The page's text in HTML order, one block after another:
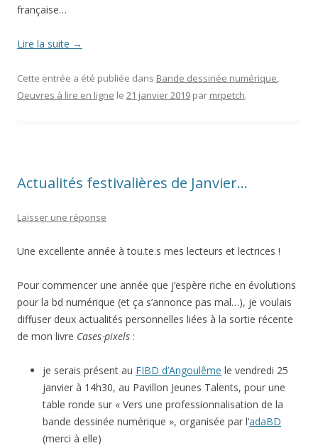
française…
Lire la suite →
Cette entrée a été publiée dans Bande dessinée numérique,
Oeuvres à lire en ligne le 21 janvier 2019 par mrpetch.
Actualités festivalières de Janvier…
Laisser une réponse
Une excellente année à tou.te.s mes lecteurs et lectrices !
Pour commencer une année que j’espère riche en évolutions
pour la bd numérique (et ça s’annonce pas mal…), je voulais
diffuser deux actualités personnelles liées à la sortie récente
de mon livre Cases⋅pixels :
je serais présent au FIBD d’Angoulême le vendredi 25
janvier à 14h30, au Pavillon Jeunes Talents, pour une
table ronde sur « Vers une professionnalisation de la
bande dessinée numérique », organisée par l’adaBD
(merci à elle)